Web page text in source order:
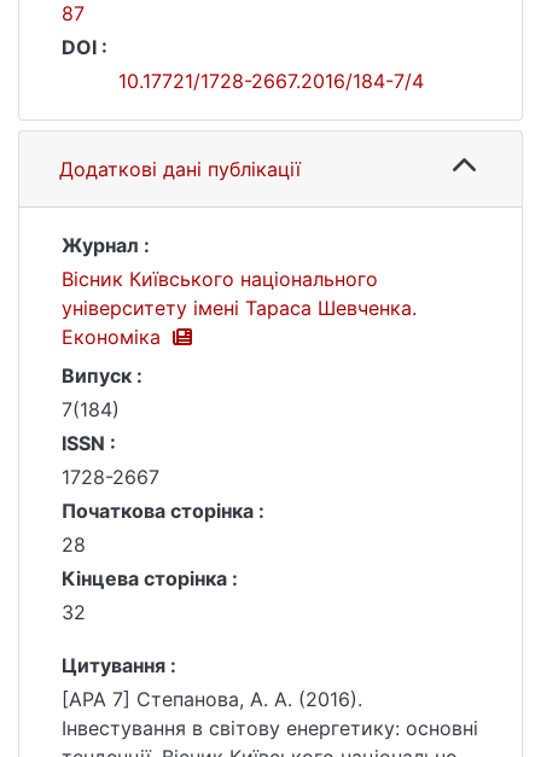
87
DOI :
10.17721/1728-2667.2016/184-7/4
Додаткові дані публікації
Журнал :
Вісник Київського національного
університету імені Тараса Шевченка.
Економіка
Випуск :
7(184)
ISSN :
1728-2667
Початкова сторінка :
28
Кінцева сторінка :
32
Цитування :
[APA 7] Степанова, А. А. (2016).
Інвестування в світову енергетику: основні